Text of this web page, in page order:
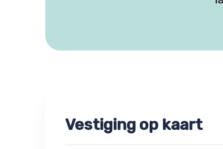
Vestiging op kaart